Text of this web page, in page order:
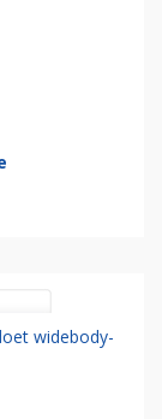
widebody-